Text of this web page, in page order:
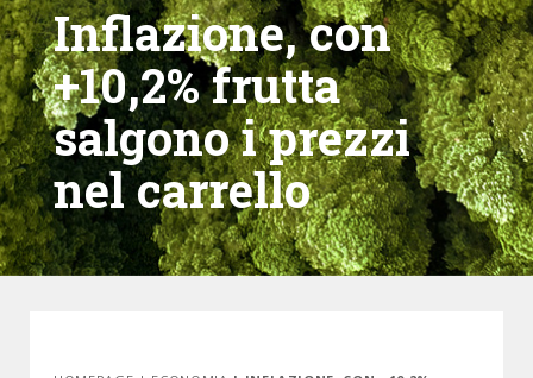
Inflazione, con
+10,2% frutta
salgono i prezzi
nel carrello